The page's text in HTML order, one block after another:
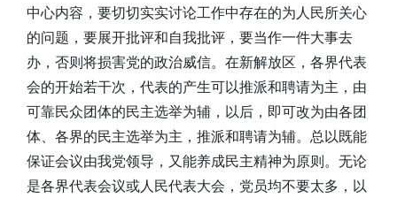
中心内容，要切切实实讨论工作中存在的为人民所关心
的问题，要展开批评和自我批评，要当作一件大事去
办，否则将损害党的政治威信。在新解放区，各界代表
会的开始若干次，代表的产生可以推派和聘请为主，由
可靠民众团体的民主选举为辅，以后，即可改为由各团
体、各界的民主选举为主，推派和聘请为辅。总以既能
保证会议由我党领导，又能养成民主精神为原则。无论
是各界代表会议或人民代表大会，党员均不要太多，以